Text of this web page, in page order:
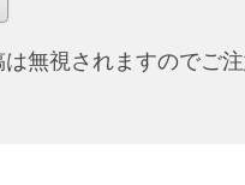
無視されますのでご